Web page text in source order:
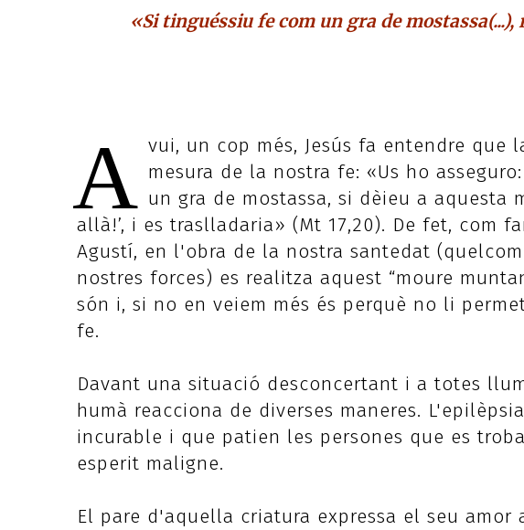
«Si tinguéssiu fe com un gra de
A vui, un cop més, Jesús fa entendre que
mesura de la nostra fe: «Us ho
un gra de mostassa, si dèieu a aquesta
allà!’, i es traslladaria» (Mt 17,20). De fet, com
Agustí, en l'obra de la nostra santedat
nostres forces) es realitza aquest “moure
són i, si no en veiem més és perquè no li
fe.
Davant una situació desconcertant i a totes
humà reacciona de diverses maneres.
incurable i que patien les persones que es
esperit maligne.
El pare d'aquella criatura expressa el seu